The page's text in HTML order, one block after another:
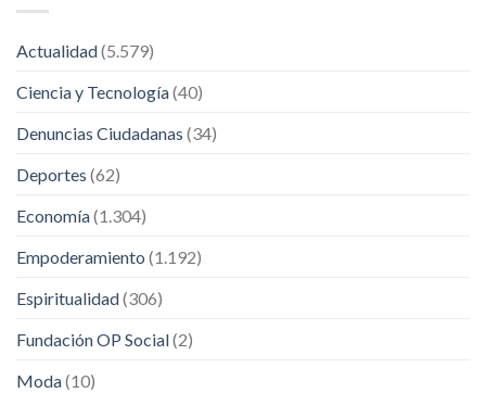
Actualidad(5.579)
Ciencia y Tecnología(40)
Denuncias Ciudadanas (34)
Deportes (62)
Economía(1.304)
Empoderamiento (1.192)
Espiritualidad(306)
Fundación OP Social(2)
Moda(10)